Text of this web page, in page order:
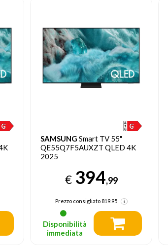
SAMSUNG Smart TV 55"
QE55Q7F5AUXZT QLED 4K
2025
€ 394,99
Prezzo consigliato819.95
Disponibilità
immediata